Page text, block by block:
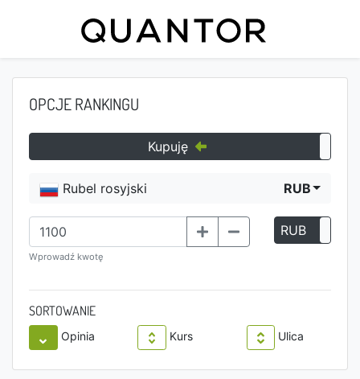
OPCJE RANKINGU
Kupuję
Rubel rosyjski RUB
Wprowadź kwotę
RUB
SORTOWANIE
Opinia Kurs Ulica